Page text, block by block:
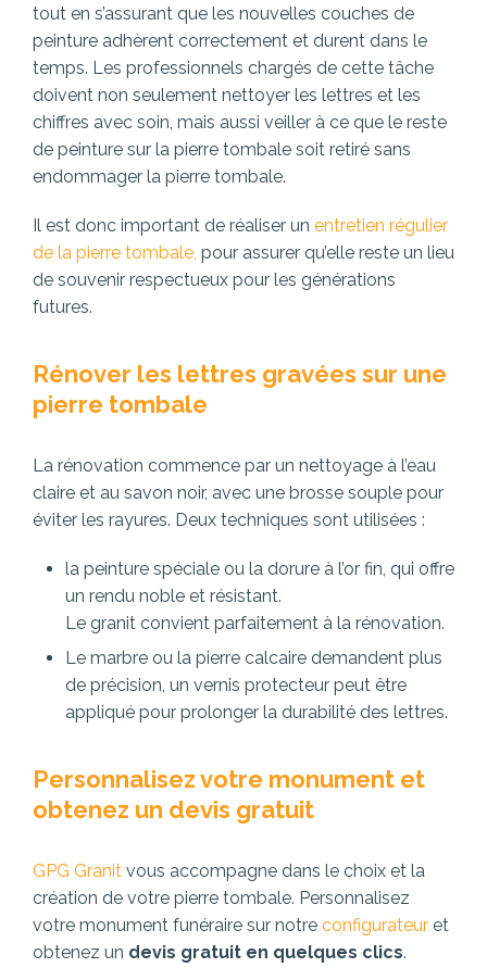
tout en s’assurant que les nouvelles couches de
peinture adhèrent correctement et durent dans le
temps. Les professionnels chargés de cette tâche
doivent non seulement nettoyer les lettres et les
chiffres avec soin, mais aussi veiller à ce que le reste
de peinture sur la pierre tombale soit retiré sans
endommager la pierre tombale.
Il est donc important de réaliser un entretien régulier
de la pierre tombale, pour assurer qu’elle reste un lieu
de souvenir respectueux pour les générations
futures.
Rénover les lettres gravées sur une
pierre tombale
La rénovation commence par un nettoyage à l’eau
claire et au savon noir, avec une brosse souple pour
éviter les rayures. Deux techniques sont utilisées :
la peinture spéciale ou la dorure à l’or fin, qui offre
un rendu noble et résistant.
Le granit convient parfaitement à la rénovation.
Le marbre ou la pierre calcaire demandent plus
de précision, un vernis protecteur peut être
appliqué pour prolonger la durabilité des lettres.
Personnalisez votre monument et
obtenez un devis gratuit
GPG Granit vous accompagne dans le choix et la
création de votre pierre tombale. Personnalisez
votre monument funéraire sur notre configurateur et
obtenez un devis gratuit en quelques clics.